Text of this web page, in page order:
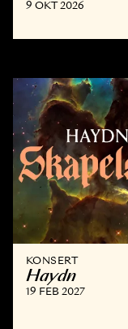
9 OKT 2026
KONSERT
Haydn
19 FEB 2027